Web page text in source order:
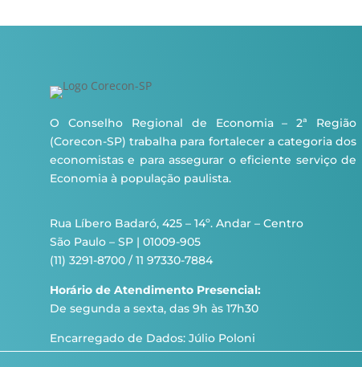
O Conselho Regional de Economia – 2ª Região
(Corecon-SP) trabalha para fortalecer a categoria dos
economistas e para assegurar o eficiente serviço de
Economia à população paulista.
Rua Líbero Badaró, 425 – 14º. Andar – Centro
São Paulo – SP | 01009-905
(11) 3291-8700 / 11 97330-7884
Horário de Atendimento Presencial:
De segunda a sexta, das 9h às 17h30
Encarregado de Dados: Júlio Poloni